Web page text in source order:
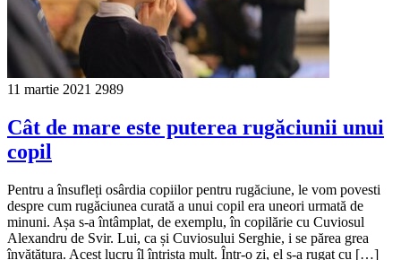
11 martie 2021 2989
Cât de mare este puterea rugăciunii unui
copil
Pentru a însufleți osârdia copiilor pentru rugăciune, le vom povesti
despre cum rugăciunea curată a unui copil era uneori urmată de
minuni. Așa s-a întâmplat, de exemplu, în copilărie cu Cuviosul
Alexandru de Svir. Lui, ca și Cuviosului Serghie, i se părea grea
învățătura. Acest lucru îl întrista mult. Într-o zi, el s-a rugat cu […]